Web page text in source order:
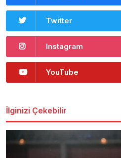
Twitter
Instagram
YouTube
İlginizi Çekebilir